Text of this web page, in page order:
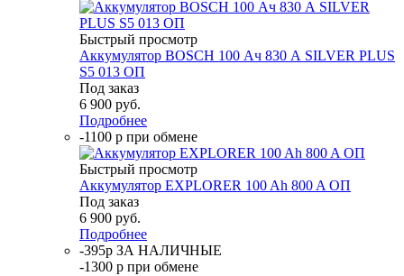
Быстрый просмотр
Аккумулятор BOSCH 100 Ач 830 А SILVER PLUS
S5 013 ОП
Под заказ
6 900 руб.
Подробнее
-1100 р при обмене
Быстрый просмотр
Аккумулятор EXPLORER 100 Ah 800 A ОП
Под заказ
6 900 руб.
Подробнее
-395р ЗА НАЛИЧНЫЕ
-1300 р при обмене